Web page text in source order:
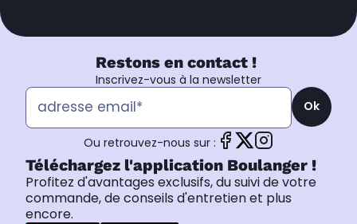
Restons en contact !
Inscrivez-vous à la newsletter
Ok
Ou retrouvez-nous sur :
Téléchargez l'application Boulanger !
Profitez d'avantages exclusifs, du suivi de votre
commande, de conseils d'entretien et plus
encore.